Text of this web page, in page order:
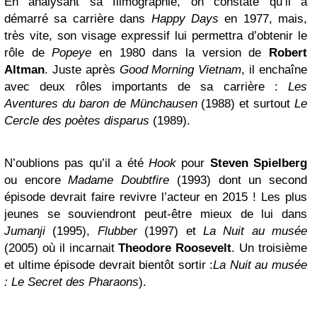
démarré sa carrière dans Happy Days en 1977, mais,
très vite, son visage expressif lui permettra d’obtenir le
rôle dePopeye en 1980 dans la version de Robert
Altman. Juste après Good Morning Vietnam, il enchaîne
avec deux rôles importants de sa carrière : Les
Aventures du baron de Münchausen(1988) et surtout Le
Cercle des poètes disparus (1989).
N’oublions pas qu’il a été Hookpour Steven Spielberg
ou encoreMadame Doubtfire (1993) dont un second
épisode devrait faire revivre l’acteur en 2015 ! Les plus
jeunes se souviendront peut-être mieux de lui dans
Jumanji (1995), Flubber(1997) et La Nuit au musée
(2005) où il incarnaitTheodore Roosevelt. Un troisième
et ultime épisode devrait bientôt sortir :La Nuit au musée
: Le Secret des Pharaons).